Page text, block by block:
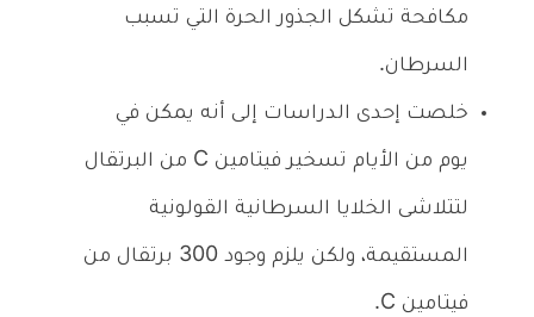
مكافحة تشكل الجذور الحرة التي تسبب
السرطان.
خلصت إحدى الدراسات إلى أنه يمكن في
يوم من الأيام تسخير فيتامين C من البرتقال
لتتلاشى الخلايا السرطانية القولونية
المستقيمة، ولكن يلزم وجود 300 برتقال من
فيتامين C.